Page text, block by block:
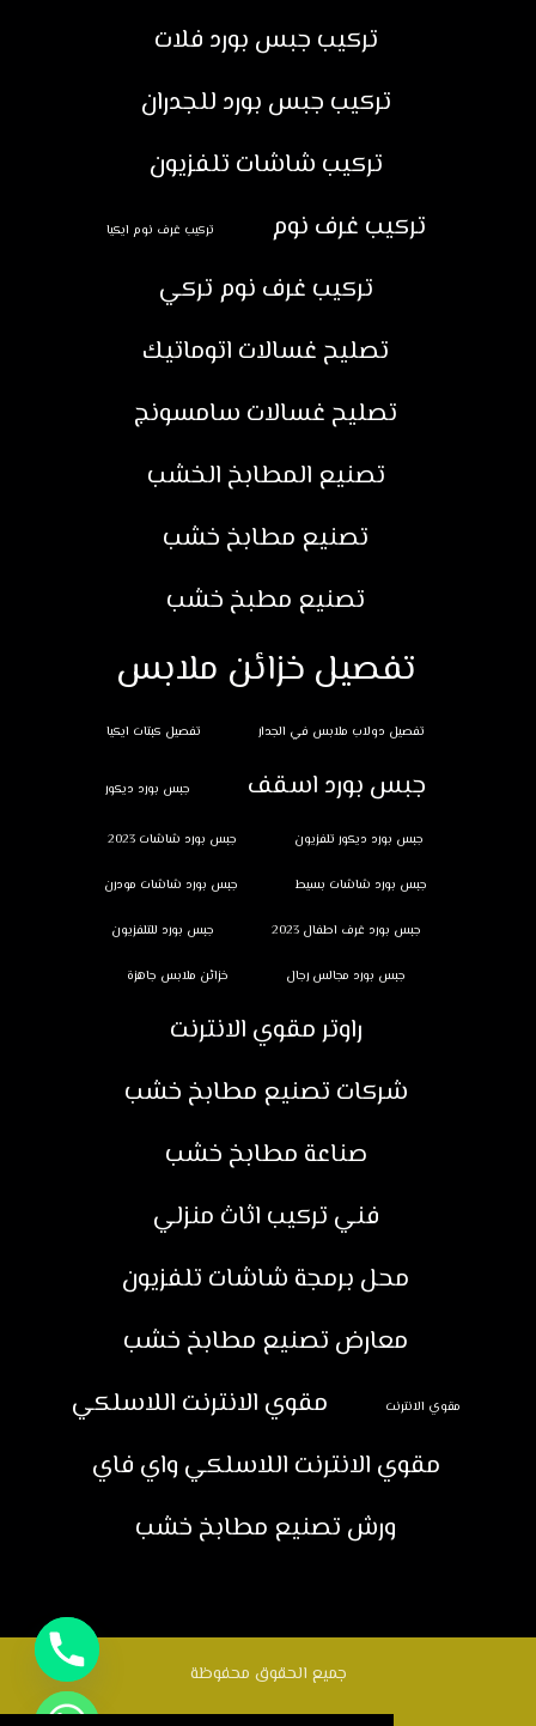
تركيب جبس بورد فلات
تركيب جبس بورد للجدران
تركيب شاشات تلفزيون
تركيب غرف نوم
تركيب غرف نوم ايكيا
تركيب غرف نوم تركي
تصليح غسالات اتوماتيك
تصليح غسالات سامسونج
تصنيع المطابخ الخشب
تصنيع مطابخ خشب
تصنيع مطبخ خشب
تفصيل خزائن ملابس
تفصيل دولاب ملابس في الجدار تفصيل كبتات ايكيا
جبس بورد اسقف جبس بورد ديكور
جبس بورد ديكور تلفزيون جبس بورد شاشات 2023
جبس بورد شاشات بسيط جبس بورد شاشات مودرن
جبس بورد غرف اطفال 2023 جبس بورد للتلفزيون
جبس بورد مجالس رجال خزائن ملابس جاهزة
راوتر مقوي الانترنت
شركات تصنيع مطابخ خشب
صناعة مطابخ خشب
فني تركيب اثاث منزلي
محل برمجة شاشات تلفزيون
معارض تصنيع مطابخ خشب
مقوي الانترنت
مقوي الانترنت اللاسلكي
مقوي الانترنت اللاسلكي واي فاي
ورش تصنيع مطابخ خشب
جميع الحقوق محفوظة